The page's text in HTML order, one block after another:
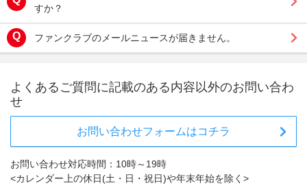
すか？
ファンクラブのメールニュースが届きません。
よくあるご質問に記載のある内容以外のお問い合わ
せ
お問い合わせフォームはコチラ
お問い合わせ対応時間：10時～19時
<カレンダー上の休日(土・日・祝日)や年末年始を除く>